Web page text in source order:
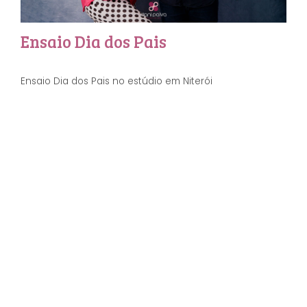
Ensaio Dia dos Pais
Ensaio Dia dos Pais no estúdio em Niterói